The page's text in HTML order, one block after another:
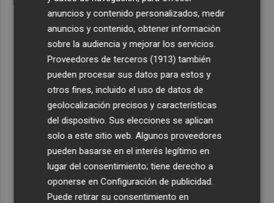
anuncios y contenido personalizados, medir
anuncios y contenido, obtener información
sobre la audiencia y mejorar los servicios.
Proveedores de terceros (1913) también
pueden procesar sus datos para estos y
otros fines, incluido el uso de datos de
geolocalización precisos y características
del dispositivo. Sus elecciones se aplican
solo a este sitio web. Algunos proveedores
pueden basarse en el interés legítimo en
lugar del consentimiento; tiene derecho a
oponerse enConfiguración de publicidad
Puede retirar su consentimiento en